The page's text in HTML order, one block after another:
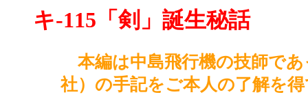
キ-115「剣」誕生秘話
本編は中島飛行機の技師であ
社）の手記をご本人の了解を